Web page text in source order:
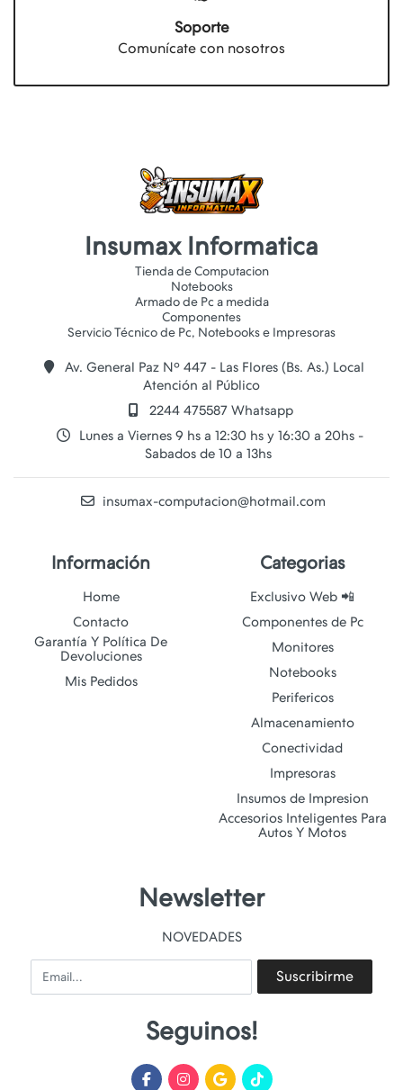
Soporte
Comunícate con nosotros
Insumax Informatica
Tienda de Computacion
Notebooks
Armado de Pc a medida
Componentes
Av. General Paz Nº 447 - Las Flores (Bs. As.) Local
Atención al Público
2244 475587 Whatsapp
Lunes a Viernes 9 hs a 12:30 hs y 16:30 a 20hs -
Sabados de 10 a 13hs
insumax-computacion@hotmail.com
Información
Home
Contacto
Garantía Y Política De
Devoluciones
Mis Pedidos
Categorias
Exclusivo Web 📲
Componentes de Pc
Monitores
Notebooks
Perifericos
Almacenamiento
Conectividad
Impresoras
Insumos de Impresion
Accesorios Inteligentes Para
Autos Y Motos
Newsletter
NOVEDADES
Email Suscribirme
Seguinos!